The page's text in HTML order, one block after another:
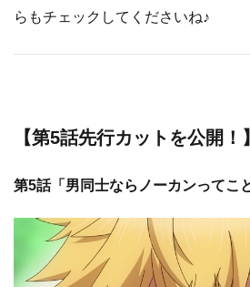
らもチェックしてくださいね♪
​【第5話先行カットを公開！】
第5話「男同士ならノーカンってこ